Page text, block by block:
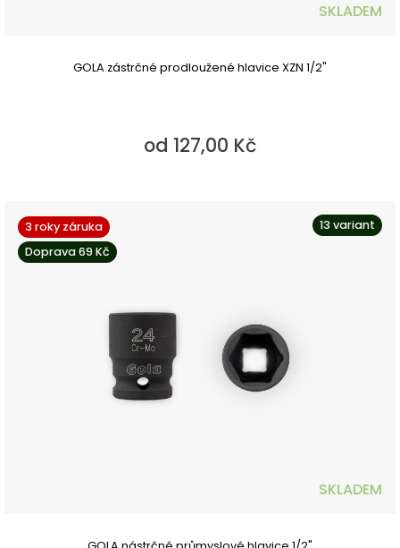
SKLADEM
GOLA zástrčné prodloužené hlavice XZN 1/2"
od 127,00 Kč
13 variant
3 roky záruka
Doprava 69 Kč
SKLADEM